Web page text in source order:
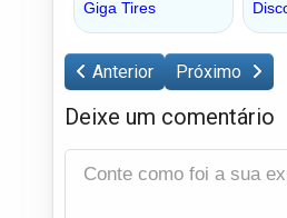
Anterior Próximo
Deixe um comentário